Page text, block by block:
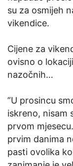
su za osmijeh
vikendice.
Cijene za
ovisno o
nazočnih…
”U prosincu
iskreno, nisam
prvom
prvim danima
pasti ovolika